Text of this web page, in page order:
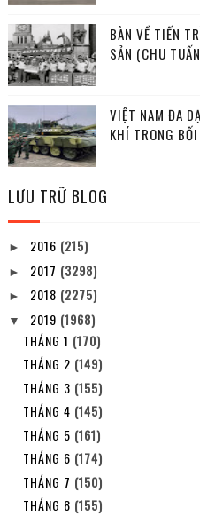
BÀN VỀ TIẾN
SẢN (CHU
VIỆT NAM ĐA
KHÍ TRONG
LƯU TRỮ BLOG
► 2016 (215)
► 2017 (3298)
► 2018 (2275)
▼ 2019 (1968)
THÁNG 1 (170)
THÁNG 2 (149)
THÁNG 3 (155)
THÁNG 4 (145)
THÁNG 5 (161)
THÁNG 6 (174)
THÁNG 7 (150)
THÁNG 8 (155)